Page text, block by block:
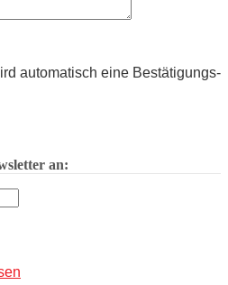
automatisch eine Bestätigungs-
an: